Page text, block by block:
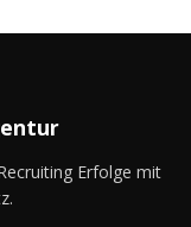
Erfolge mit